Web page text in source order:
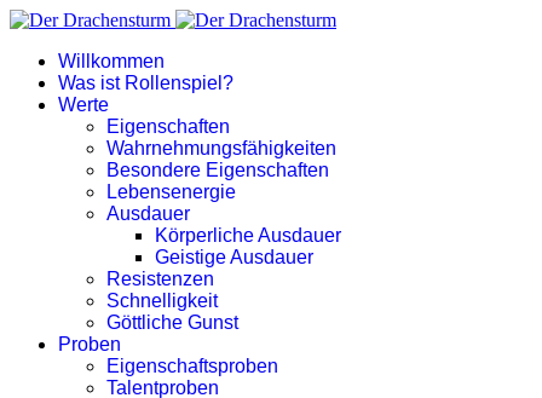
Willkommen
Was ist Rollenspiel?
Werte
Eigenschaften
Wahrnehmungsfähigkeiten
Besondere Eigenschaften
Lebensenergie
Ausdauer
Körperliche Ausdauer
Geistige Ausdauer
Resistenzen
Schnelligkeit
Göttliche Gunst
Proben
Eigenschaftsproben
Talentproben